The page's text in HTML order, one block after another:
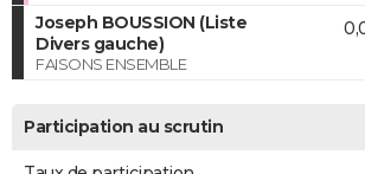
Joseph BOUSSION (Liste
Divers gauche)
FAISONS ENSEMBLE
Participation au scrutin